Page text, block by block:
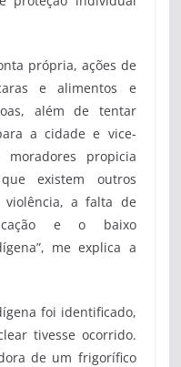
própria, ações de
e alimentos e
além de tentar
a cidade e vice-
propicia
existem outros
violência, a falta de
e o baixo
me explica a
foi identificado,
tivesse ocorrido.
de um frigorífico